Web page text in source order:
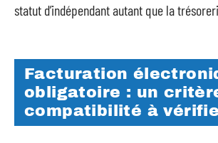
statut d’indépendant autant que la
Facturation
obligatoire : un
compatibilité à